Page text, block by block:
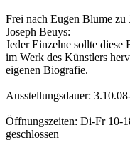
Frei nach Eugen Blume zu
Joseph Beuys:
Jeder Einzelne sollte diese
im Werk des Künstlers
eigenen Biografie.
Ausstellungsdauer:
Öffnungszeiten: Di-Fr 10-
geschlossen